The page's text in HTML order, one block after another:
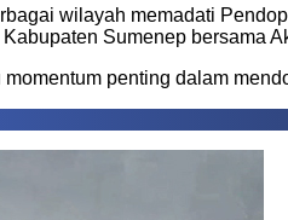
wilayah memadati
Sumenep bersama
penting dalam